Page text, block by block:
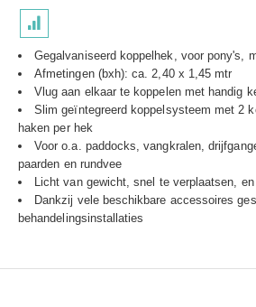
Gegalvaniseerd koppelhek, voor pony's,
Afmetingen (bxh): ca. 2,40 x 1,45 mtr
Vlug aan elkaar te koppelen met handig
Slim geïntegreerd koppelsysteem met 2
haken per hek
Voor o.a. paddocks, vangkralen,
paarden en rundvee
Licht van gewicht, snel te verplaatsen,
Dankzij vele beschikbare accessoires
behandelingsinstallaties